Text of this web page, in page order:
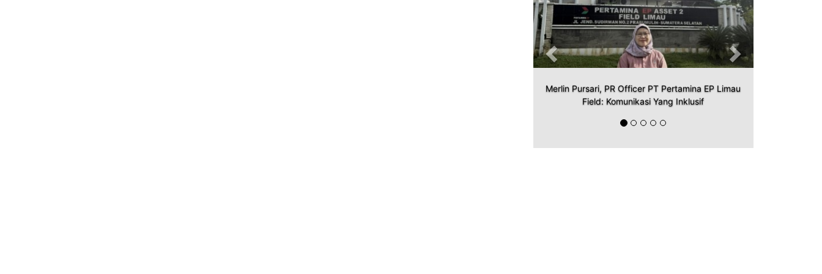
Merlin Pursari, PR Officer PT Pertamina EP Limau
Field: Komunikasi Yang Inklusif